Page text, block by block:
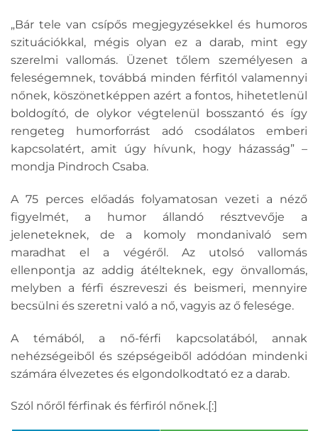
„Bár tele van csípős megjegyzésekkel és humoros
szituációkkal, mégis olyan ez a darab, mint egy
szerelmi vallomás. Üzenet tőlem személyesen a
feleségemnek, továbbá minden férfitól valamennyi
nőnek, köszönetképpen azért a fontos, hihetetlenül
boldogító, de olykor végtelenül bosszantó és így
rengeteg humorforrást adó csodálatos emberi
kapcsolatért, amit úgy hívunk, hogy házasság” –
mondja Pindroch Csaba.
A 75 perces előadás folyamatosan vezeti a néző
figyelmét, a humor állandó résztvevője a
jeleneteknek, de a komoly mondanivaló sem
maradhat el a végéről. Az utolsó vallomás
ellenpontja az addig átélteknek, egy önvallomás,
melyben a férfi észreveszi és beismeri, mennyire
becsülni és szeretni való a nő, vagyis az ő felesége.
A témából, a nő-férfi kapcsolatából, annak
nehézségeiből és szépségeiből adódóan mindenki
számára élvezetes és elgondolkodtató ez a darab.
Szól nőről férfinak és férfiról nőnek.[:]